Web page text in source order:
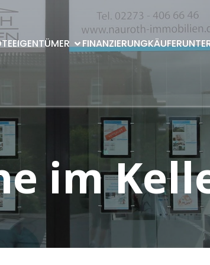
EIGENTÜMER FINANZIERUNGKÄUFER
im